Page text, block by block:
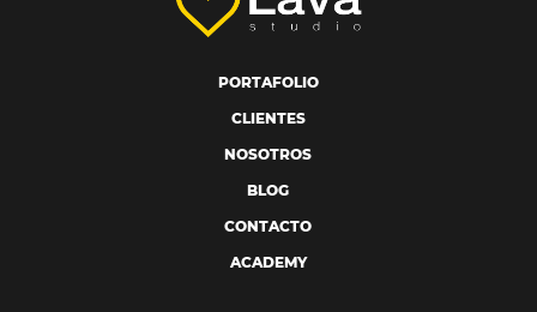
PORTAFOLIO
CLIENTES
NOSOTROS
BLOG
CONTACTO
ACADEMY